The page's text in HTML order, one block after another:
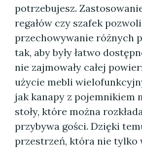
potrzebujesz.
regałów czy szafek
przechowywanie różnych
tak, aby były łatwo
nie zajmowały całej
użycie mebli
jak kanapy z pojemnikiem
stoły, które można
przybywa gości. Dzięki
przestrzeń, która nie tylko